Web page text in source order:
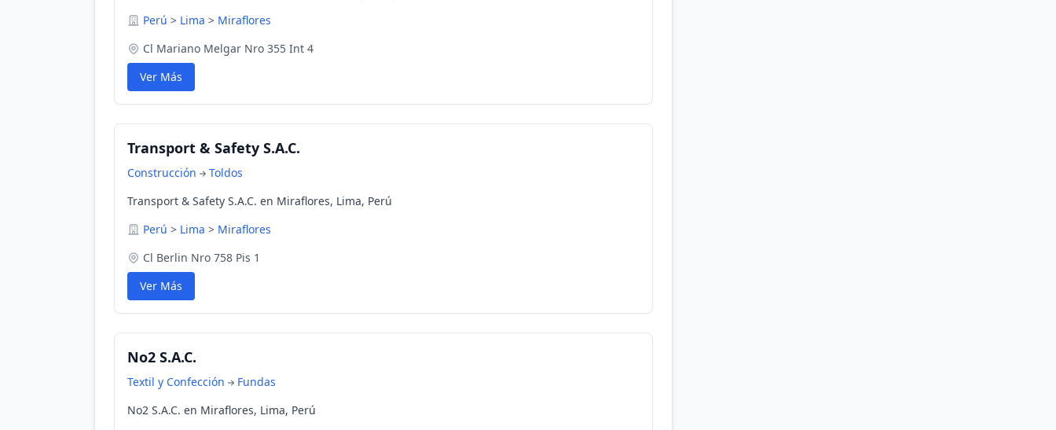
Perú > Lima > Miraflores
Cl Mariano Melgar Nro 355 Int 4
Ver Más
Transport & Safety S.A.C.
Construcción
Toldos
Transport & Safety S.A.C. en Miraflores, Lima, Perú
Perú > Lima > Miraflores
Cl Berlin Nro 758 Pis 1
Ver Más
No2 S.A.C.
Textil y Confección
Fundas
No2 S.A.C. en Miraflores, Lima, Perú